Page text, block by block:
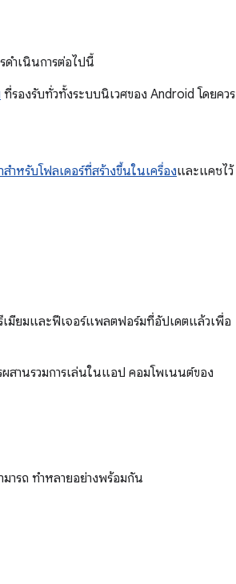
ำเนินการต่อไปนี้
ที่รองรับทั่วทั้งระบบนิเวศของ Android โดยควร
หรับโฟลเดอร์ที่สร้างขึ้นในเครื่องและแคชไว้
มียมและฟีเจอร์แพลตฟอร์มที่อัปเดตแล้วเพื่อ
ผสานรวมการเล่นในแอป คอมโพเนนต์ของ
ารถ ทำหลายอย่างพร้อมกัน